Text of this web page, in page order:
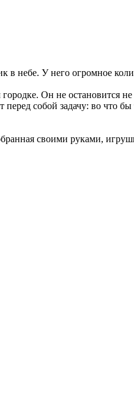
небе. У него огромное
Он не остановится
собой задачу: во что
своими руками,